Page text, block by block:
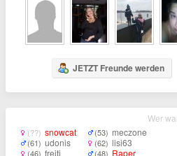
JETZT Freunde werden
(??) snowcat
(61) udonis
(46) freiti
(53) meczone
(62) lisi63
(48) Raper
Wer